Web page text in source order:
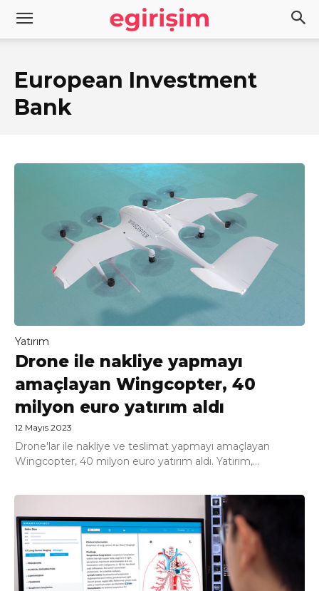
European Investment
Bank
Yatırım
Drone ile nakliye yapmayı
amaçlayan Wingcopter, 40
milyon euro yatırım aldı
12 Mayıs 2023
Drone'lar ile nakliye ve teslimat yapmayı amaçlayan
Wingcopter, 40 milyon euro yatırım aldı. Yatırım,...